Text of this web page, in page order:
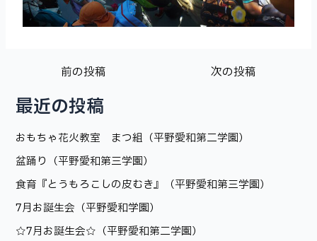
前の投稿 次の投稿
最近の投稿
おもちゃ花火教室 まつ組（平野愛和第二学園）
盆踊り（平野愛和第三学園）
食育『とうもろこしの皮むき』（平野愛和第三学園）
7月お誕生会（平野愛和学園）
☆7月お誕生会☆（平野愛和第二学園）